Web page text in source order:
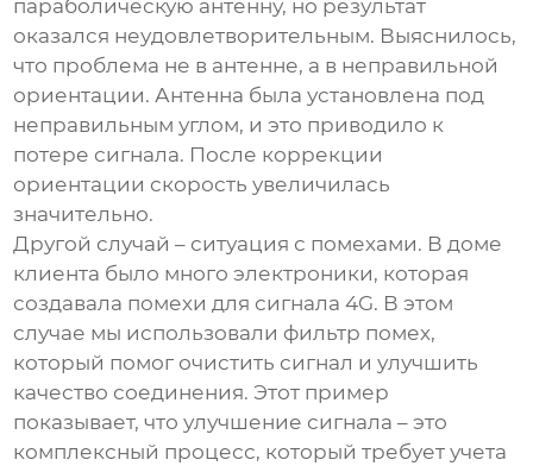
параболическую антенну, но результат
оказался неудовлетворительным. Выяснилось,
что проблема не в антенне, а в неправильной
ориентации. Антенна была установлена под
неправильным углом, и это приводило к
потере сигнала. После коррекции
ориентации скорость увеличилась
значительно.
Другой случай – ситуация с помехами. В доме
клиента было много электроники, которая
создавала помехи для сигнала 4G. В этом
случае мы использовали фильтр помех,
который помог очистить сигнал и улучшить
качество соединения. Этот пример
показывает, что улучшение сигнала – это
комплексный процесс, который требует учета